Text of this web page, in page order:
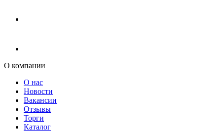
О компании
О нас
Новости
Вакансии
Отзывы
Торги
Каталог